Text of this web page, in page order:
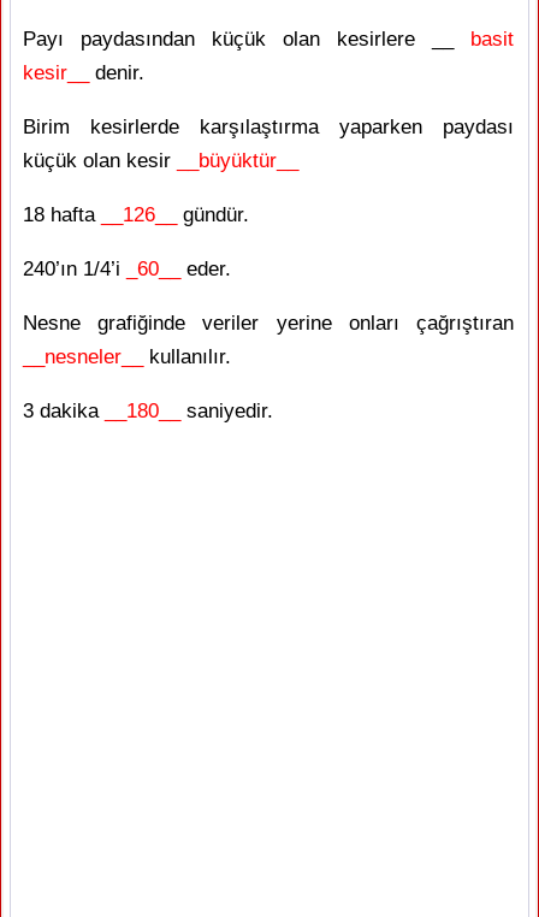
Payı paydasından küçük olan kesirlere __ basit
kesir__
denir.
Birim kesirlerde karşılaştırma yaparken paydası
küçük olan kesir
__büyüktür__
18 hafta __126__ gündür.
240’ın 1/4’i _60__ eder.
Nesne grafiğinde veriler yerine onları çağrıştıran
__nesneler__
kullanılır.
3 dakika __180__ saniyedir.